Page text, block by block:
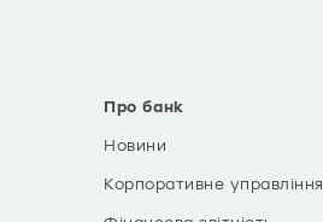
Про банк
Новини
Корпоративне управління